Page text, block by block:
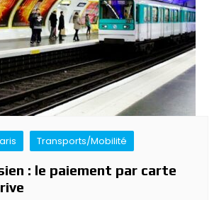
Transports/Mobilité
: le paiement par carte